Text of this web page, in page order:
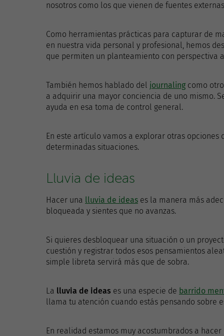
nosotros como los que vienen de fuentes
Como herramientas prácticas para capturar de
en nuestra vida personal y profesional, hemos
que permiten un planteamiento con perspectiva
También hemos hablado del journaling como
a adquirir una mayor conciencia de uno mismo.
ayuda en esa toma de control general.
En este artículo vamos a explorar otras
determinadas situaciones.
Lluvia de ideas
Hacer una lluvia de ideas es la manera más
bloqueada y sientes que no avanzas.
Si quieres desbloquear una situación o un
cuestión y registrar todos esos pensamientos
simple libreta servirá más que de sobra.
La lluvia de ideas es una especie de barrido
llama tu atención cuando estás pensando sobre
En realidad estamos muy acostumbrados a hacer